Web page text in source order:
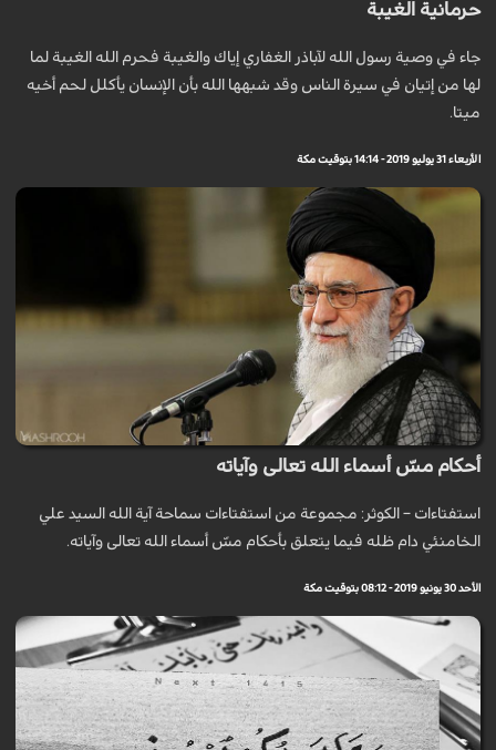
حرمانية الغيبة
جاء في وصية رسول الله لآباذر الغفاري إياك والغيبة فحرم الله الغيبة لما
لها من إتيان في سيرة الناس وقد شبهها الله بأن الإنسان يأكلل لحم أخيه
ميتا.
الأربعاء 31 يوليو 2019 - 14:14 بتوقيت مكة
أحكام مسّ أسماء الله تعالى وآياته
استفتاءات – الكوثر: مجموعة من استفتاءات سماحة آية الله السيد علي
الخامنئي دام ظله فيما يتعلق بأحكام مسّ أسماء الله تعالى وآياته.
الأحد 30 يونيو 2019 - 08:12 بتوقيت مكة